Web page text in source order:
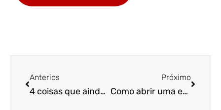
Anterios
4 coisas que ainda não te contaram sobre lucratividade empresarial!
Próximo
Como abrir uma empresa e trabalhar de casa?